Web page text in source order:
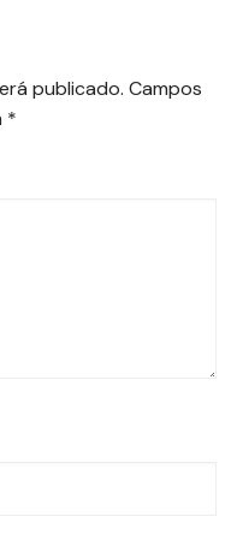
publicado. Campos
*